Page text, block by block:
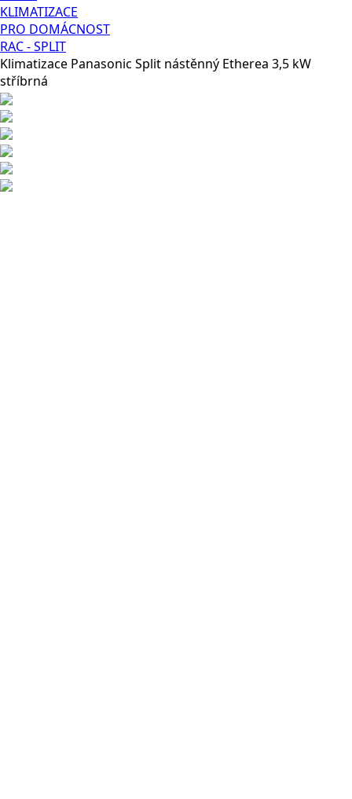
KLIMATIZACE
PRO DOMÁCNOST
RAC - SPLIT
Klimatizace Panasonic Split nástěnný Etherea 3,5 kW
stříbrná